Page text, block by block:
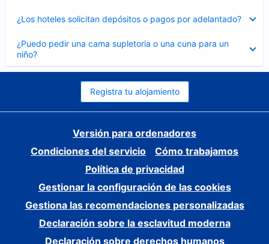
¿Los hoteles solicitan depósitos o pagos por adelantado?
cerrado
¿Puedo pedir una cama supletoria o una cuna para un
niño?
cerrado
Registra tu alojamiento
Versión para ordenadores
Condiciones del servicio
Cómo trabajamos
Política de privacidad
Gestionar la configuración de las cookies
Gestiona las recomendaciones personalizadas
Declaración sobre la esclavitud moderna
Declaración sobre derechos humanos